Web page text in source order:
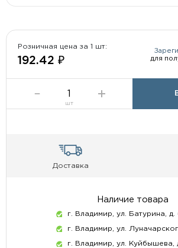
Розничная цена за 1 шт:
192.42 ₽
для
шт
Доставка
Наличие товара
г. Владимир, ул. Батурина, д.
г. Владимир, ул.
г. Владимир, ул. Куйбышева,